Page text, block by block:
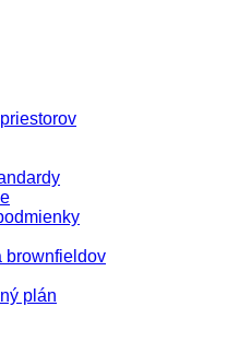
brownfieldov
plán